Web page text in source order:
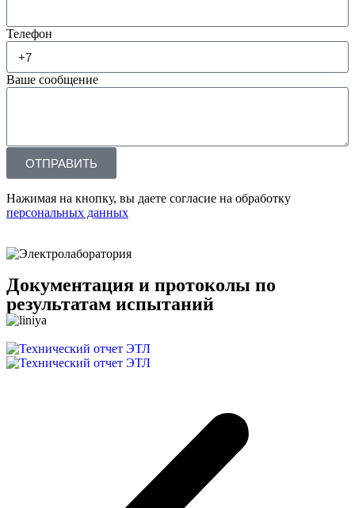
Телефон
Ваше сообщение
ОТПРАВИТЬ
Нажимая на кнопку, вы даете согласие на обработку
персональных данных
Документация и протоколы по
результатам испытаний